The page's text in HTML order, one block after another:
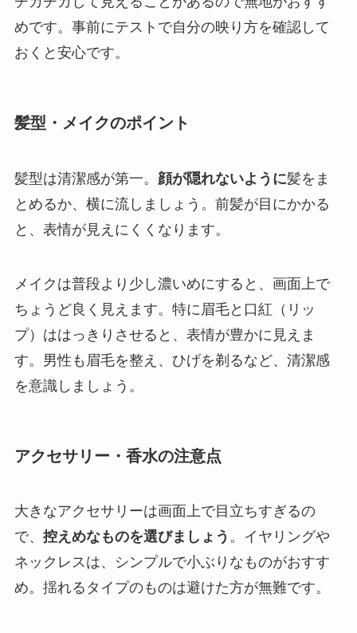
めです。事前にテストで自分の映り方を確認して
おくと安心です。
髪型・メイクのポイント
髪型は清潔感が第一。 顔が隠れないように髪をま
とめるか、横に流しましょう。前髪が目にかかる
と、表情が見えにくくなります。
メイクは普段より少し濃いめにすると、画面上で
ちょうど良く見えます。特に眉毛と口紅（リッ
プ）ははっきりさせると、表情が豊かに見えま
す。男性も眉毛を整え、ひげを剃るなど、清潔感
を意識しましょう。
アクセサリー・香水の注意点
大きなアクセサリーは画面上で目立ちすぎるの
で、 控えめなものを選びましょう 。イヤリングや
ネックレスは、シンプルで小ぶりなものがおすす
め。揺れるタイプのものは避けた方が無難です。